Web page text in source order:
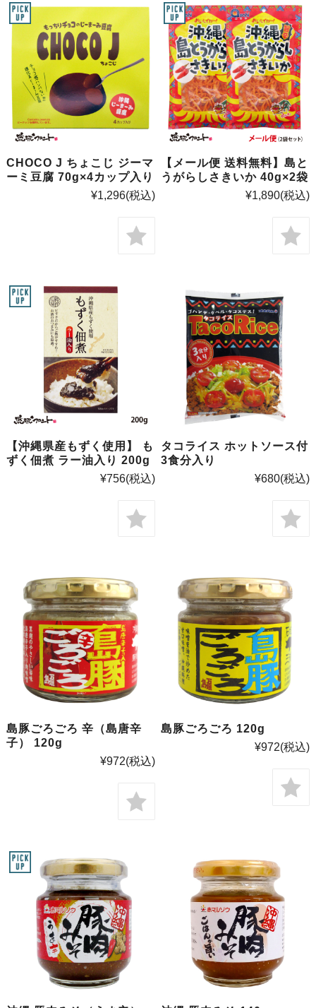
CHOCO J ちょこじ ジーマ
ーミ豆腐 70g×4カップ入り
¥1,296(税込)
【メール便 送料無料】島と
うがらしさきいか 40g×2袋
¥1,890(税込)
【沖縄県産もずく使用】 も
ずく佃煮 ラー油入り 200g
¥756(税込)
タコライス ホットソース付
3食分入り
¥680(税込)
島豚ごろごろ 辛（島唐辛
子） 120g
¥972(税込)
島豚ごろごろ 120g
¥972(税込)